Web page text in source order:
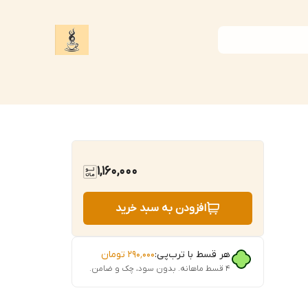
1,160,000
افزودن به سبد خرید
هر قسط با ترب‌پی:۲۹۰٬۰۰۰ تومان
۴ قسط ماهانه. بدون سود، چک و ضامن.